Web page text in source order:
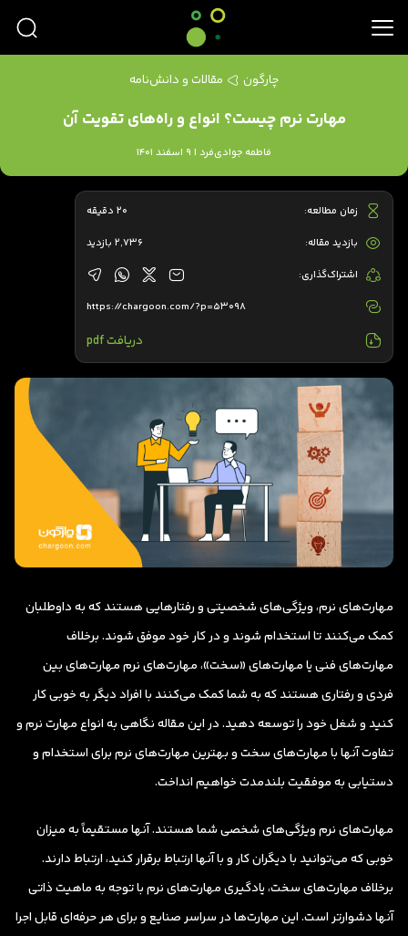
چارگون مقالات و دانش‌نامه
مهارت نرم چیست؟ انواع و راه‌های تقویت آن
فاطمه جوادی‌فرد | 9 اسفند 1401
مهارت‌های نرم، ویژگی‌های شخصیتی و رفتارهایی هستند که به داوطلبان
کمک می‌کنند تا استخدام شوند و در کار خود موفق شوند. برخلاف
مهارت‌های فنی یا مهارت‌های «سخت»، مهارت‌های نرم مهارت‌های بین
فردی و رفتاری هستند که به شما کمک می‌کنند با افراد دیگر به خوبی کار
کنید و شغل خود را توسعه دهید. در این مقاله نگاهی به انواع مهارت نرم و
تفاوت آنها با مهارت‌های سخت و بهترین مهارت‌های نرم برای استخدام و
دستیابی به موفقیت بلندمدت خواهیم انداخت.
مهارت‌های نرم ویژگی‌های شخصی شما هستند. آنها مستقیماً به میزان
خوبی که می‌توانید با دیگران کار و با آنها ارتباط برقرار کنید، ارتباط دارند.
برخلاف مهارت‌های سخت، یادگیری مهارت‌های نرم با توجه به ماهیت ذاتی
آنها دشوارتر است. این مهارت‌ها در سراسر صنایع و برای هر حرفه‌ای قابل اجرا
زمان مطالعه: 20 دقیقه
بازدید مقاله: 2,736 بازدید
اشتراک‌گذاری:
https://chargoon.com/?p=53098
دریافت pdf